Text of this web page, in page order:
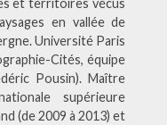
en vallée de
Université Paris
Cités, équipe
Pousin). Maître
supérieure
(de 2009 à 2013) et